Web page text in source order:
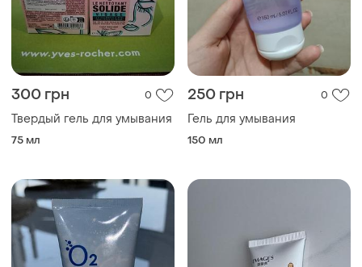
300 грн 0
Твердый гель для умывания
75 мл
250 грн 0
Гель для умывания
150 мл